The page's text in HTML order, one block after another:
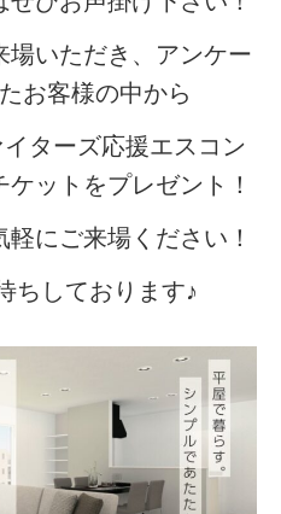
場いただき、アンケー
お客様の中から
ターズ応援エスコン
ットをプレゼント！
にご来場ください！
ちしております♪